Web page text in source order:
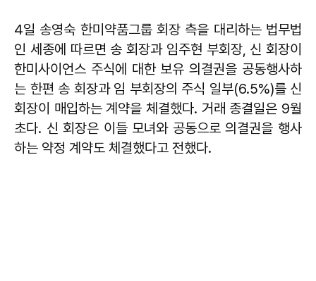
4일 송영숙 한미약품그룹 회장 측을 대리하는 법무법
인 세종에 따르면 송 회장과 임주현 부회장, 신 회장이
한미사이언스 주식에 대한 보유 의결권을 공동행사하
는 한편 송 회장과 임 부회장의 주식 일부(6.5%)를 신
회장이 매입하는 계약을 체결했다. 거래 종결일은 9월
초다. 신 회장은 이들 모녀와 공동으로 의결권을 행사
하는 약정 계약도 체결했다고 전했다.